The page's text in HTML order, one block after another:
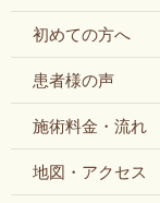
初めての方へ
患者様の声
施術料金・流れ
地図・アクセス